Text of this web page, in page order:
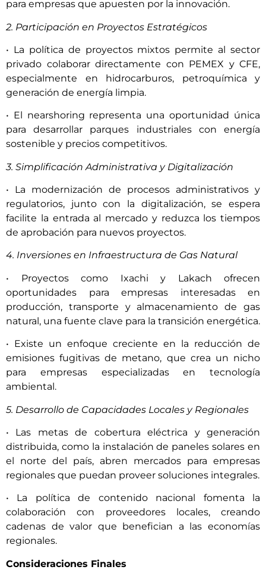
para empresas que apuesten por la innovación.
2. Participación en Proyectos Estratégicos
• La política de proyectos mixtos permite al sector
privado colaborar directamente con PEMEX y CFE,
especialmente en hidrocarburos, petroquímica y
generación de energía limpia.
• El nearshoring representa una oportunidad única
para desarrollar parques industriales con energía
sostenible y precios competitivos.
3. Simplificación Administrativa y Digitalización
• La modernización de procesos administrativos y
regulatorios, junto con la digitalización, se espera
facilite la entrada al mercado y reduzca los tiempos
de aprobación para nuevos proyectos.
4. Inversiones en Infraestructura de Gas Natural
• Proyectos como Ixachi y Lakach ofrecen
oportunidades para empresas interesadas en
producción, transporte y almacenamiento de gas
natural, una fuente clave para la transición energética.
• Existe un enfoque creciente en la reducción de
emisiones fugitivas de metano, que crea un nicho
para empresas especializadas en tecnología
ambiental.
5. Desarrollo de Capacidades Locales y Regionales
• Las metas de cobertura eléctrica y generación
distribuida, como la instalación de paneles solares en
el norte del país, abren mercados para empresas
regionales que puedan proveer soluciones integrales.
• La política de contenido nacional fomenta la
colaboración con proveedores locales, creando
cadenas de valor que benefician a las economías
regionales.
Consideraciones Finales